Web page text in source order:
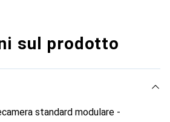
sul prodotto
standard modulare -